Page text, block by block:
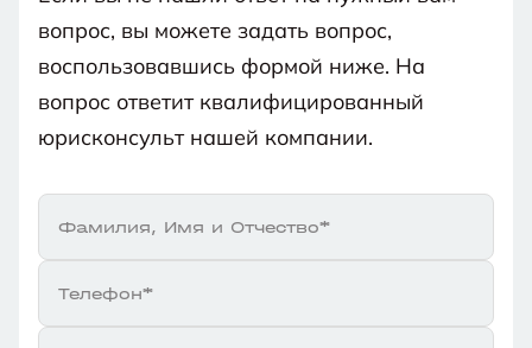
участвовать в управлении таких
организаций.
банкротства.
реализации имущества и оспаривания
сделок.
вопрос, вы можете задать вопрос,
воспользовавшись формой ниже. На
вопрос ответит квалифицированный
юрисконсульт нашей компании.
Фамилия, Имя и Отчество*
Телефон*